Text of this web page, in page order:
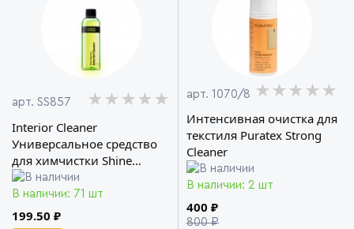
арт. SS857 ★★★★★
★★★★★
★★★★★
Interior Cleaner
Универсальное средство
для химчистки Shine
Systems
В наличии: 71 шт
199.50 ₽
арт. 1070/8 ★★★★★
★★★★★
★★★★★
Интенсивная очистка для
текстиля Puratex Strong
Cleaner
В наличии: 2 шт
400 ₽
800 ₽